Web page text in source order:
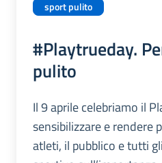
sport pulito
#Playtrueday.
pulito
Il 9 aprile celebriamo il
sensibilizzare e rendere
atleti, il pubblico e tutti